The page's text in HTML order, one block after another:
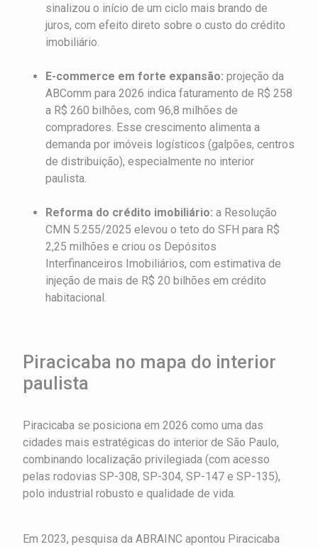
sinalizou o início de um ciclo mais brando de
juros, com efeito direto sobre o custo do crédito
imobiliário.
E-commerce em forte expansão: projeção da
ABComm para 2026 indica faturamento de R$ 258
a R$ 260 bilhões, com 96,8 milhões de
compradores. Esse crescimento alimenta a
demanda por imóveis logísticos (galpões, centros
de distribuição), especialmente no interior
paulista.
Reforma do crédito imobiliário: a Resolução
CMN 5.255/2025 elevou o teto do SFH para R$
2,25 milhões e criou os Depósitos
Interfinanceiros Imobiliários, com estimativa de
injeção de mais de R$ 20 bilhões em crédito
habitacional.
Piracicaba no mapa do interior
paulista
Piracicaba se posiciona em 2026 como uma das
cidades mais estratégicas do interior de São Paulo,
combinando localização privilegiada (com acesso
pelas rodovias SP-308, SP-304, SP-147 e SP-135),
polo industrial robusto e qualidade de vida.
Em 2023, pesquisa da ABRAINC apontou Piracicaba